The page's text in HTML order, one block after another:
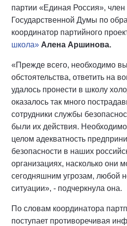
партии «Единая Россия», член
Государственной Думы по
координатор партийного
школа» Алена Аршинова.
«Прежде всего, необходимо
обстоятельства, ответить на
удалось пронести в школу
оказалось так много
сотрудники службы
были их действия.
целом адекватность
безопасности в наших
организациях, насколько они
сегодняшним угрозам, любой
ситуации», - подчеркнула она.
По словам координатора
поступает противоречивая